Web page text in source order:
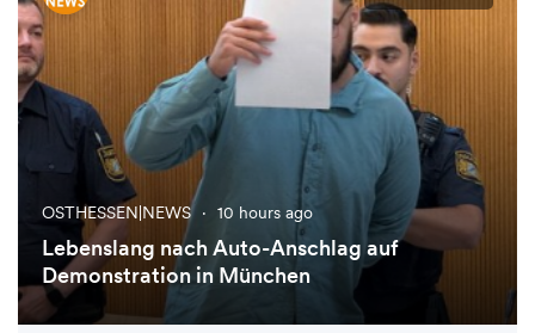
OSTHESSEN|NEWS · 10 hours ago
Lebenslang nach Auto-Anschlag auf
Demonstration in München